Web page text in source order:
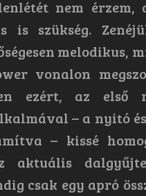
nem érzem,
is szükség.
melodikus,
vonalon
ezért, az első
– a nyitó
– kissé
aktuális
csak egy apró